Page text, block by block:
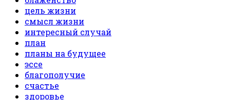
цель жизни
смысл жизни
интересный случай
план
планы на будущее
эссе
благополучие
счастье
здоровье